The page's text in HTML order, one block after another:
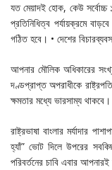
যত মেয়াদই হোক, কেউ সর্বোচ্চ
প্রতিনিধিত্ব পর্যায়ক্রমে
গঠিত হবে। • দেশের
আপনার মৌলিক অধিকারের
দণ্ডপ্রাপ্ত অপরাধীকে
ক্ষমতার মধ্যে ভারসাম্য থাকবে।
রাষ্ট্রভাষা বাংলার মর্যাদার
হ্যাঁ” ভোট দিলে উপরের
পরিবর্তনের চাবি এবার